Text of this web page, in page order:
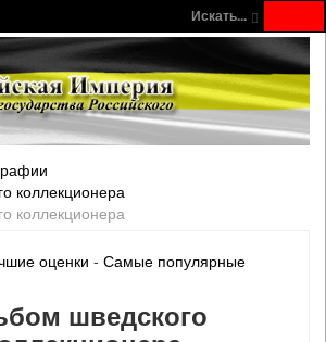
Искать...
коллекционера
коллекционера
оценки - Самые популярные
шведского